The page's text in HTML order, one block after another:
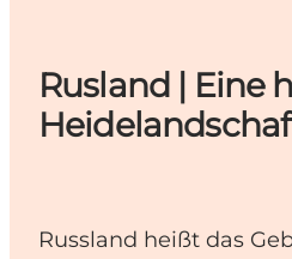
Rusland | Eine
Russland heißt das